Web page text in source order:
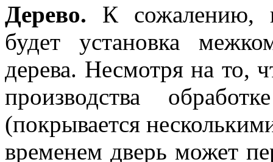
Дерево. К сожалению,
будет установка
дерева. Несмотря на то,
производства
(покрывается
временем дверь может